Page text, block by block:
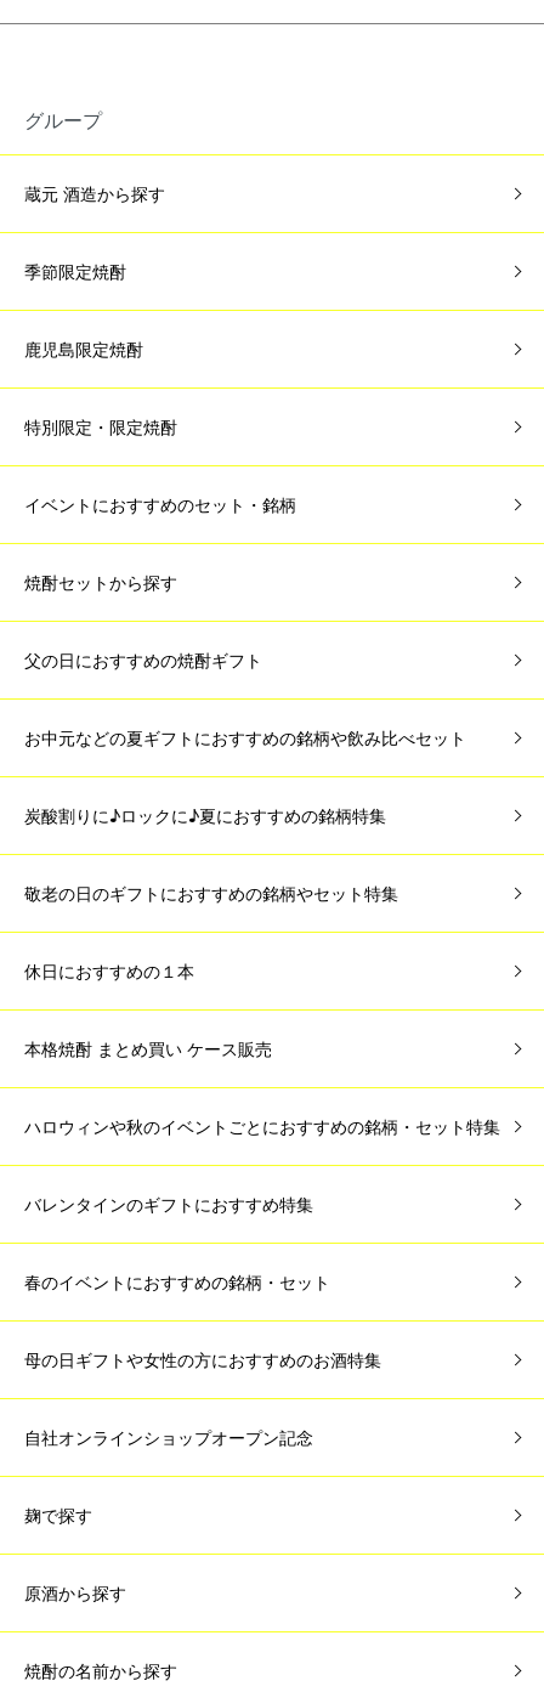
グループ
蔵元 酒造から探す
季節限定焼酎
鹿児島限定焼酎
特別限定・限定焼酎
イベントにおすすめのセット・銘柄
焼酎セットから探す
父の日におすすめの焼酎ギフト
お中元などの夏ギフトにおすすめの銘柄や飲み比べセット
炭酸割りに♪ロックに♪夏におすすめの銘柄特集
敬老の日のギフトにおすすめの銘柄やセット特集
休日におすすめの１本
本格焼酎 まとめ買い ケース販売
ハロウィンや秋のイベントごとにおすすめの銘柄・セット特集
バレンタインのギフトにおすすめ特集
春のイベントにおすすめの銘柄・セット
母の日ギフトや女性の方におすすめのお酒特集
自社オンラインショップオープン記念
麹で探す
原酒から探す
焼酎の名前から探す